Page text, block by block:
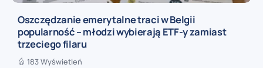
Oszczędzanie emerytalne traci w Belgii
popularność – młodzi wybierają ETF-y zamiast
trzeciego filaru
183 Wyświetleń